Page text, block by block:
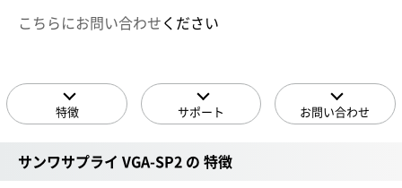
こちらにお問い合わせください
特徴 サポート お問い合わせ
サンワサプライ VGA-SP2 の 特徴